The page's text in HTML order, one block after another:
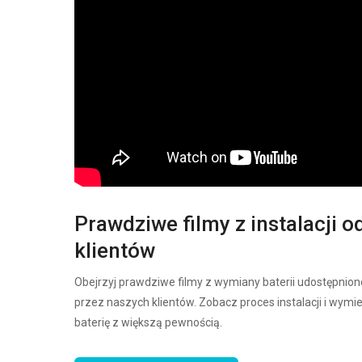
Prawdziwe filmy z instalacji
klientów
Obejrzyj prawdziwe filmy z wymiany baterii
przez naszych klientów. Zobacz proces instalacji i
baterię z większą pewnością.